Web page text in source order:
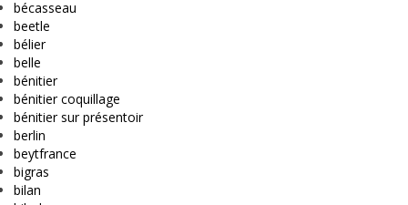
bécasseau
beetle
bélier
belle
bénitier
bénitier coquillage
bénitier sur présentoir
berlin
beytfrance
bigras
bilan